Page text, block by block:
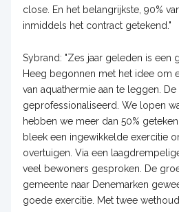
close. En het belangrijkste, 90%
inmiddels het contract getekend."
Sybrand: "Zes jaar geleden is een
Heeg begonnen met het idee om
van aquathermie aan te leggen.
geprofessionaliseerd. We lopen
hebben we meer dan 50%
bleek een ingewikkelde exercitie
overtuigen. Via een
veel bewoners gesproken. De
gemeente naar Denemarken
goede exercitie. Met twee